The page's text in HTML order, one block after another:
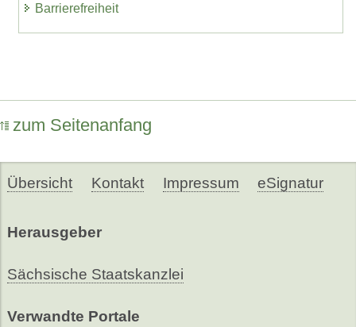
Barrierefreiheit
zum Seitenanfang
Übersicht Kontakt Impressum eSignatur
Herausgeber
Sächsische Staatskanzlei
Verwandte Portale